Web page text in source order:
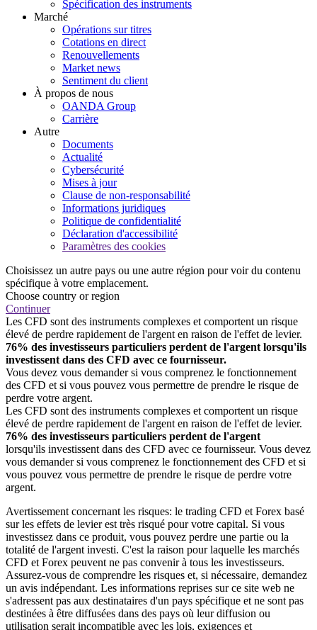
Spécification des instruments
Marché
Opérations sur titres
Cotations en direct
Renouvellements
Market news
Sentiment du client
À propos de nous
OANDA Group
Carrière
Autre
Documents
Actualité
Cybersécurité
Mises à jour
Clause de non-responsabilité
Informations juridiques
Politique de confidentialité
Déclaration d'accessibilité
Paramètres des cookies
Choisissez un autre pays ou une autre région pour voir du contenu
spécifique à votre emplacement.
Choose country or region
Continuer
Les CFD sont des instruments complexes et comportent un risque
élevé de perdre rapidement de l'argent en raison de l'effet de levier.
76% des investisseurs particuliers perdent de l'argent lorsqu'ils
investissent dans des CFD avec ce fournisseur.
Vous devez vous demander si vous comprenez le fonctionnement
des CFD et si vous pouvez vous permettre de prendre le risque de
perdre votre argent.
Les CFD sont des instruments complexes et comportent un risque
élevé de perdre rapidement de l'argent en raison de l'effet de levier.
76% des investisseurs particuliers perdent de l'argent
lorsqu'ils investissent dans des CFD avec ce fournisseur. Vous devez
vous demander si vous comprenez le fonctionnement des CFD et si
vous pouvez vous permettre de prendre le risque de perdre votre
argent.
Avertissement concernant les risques: le trading CFD et Forex basé
sur les effets de levier est très risqué pour votre capital. Si vous
investissez dans ce produit, vous pouvez perdre une partie ou la
totalité de l'argent investi. C'est la raison pour laquelle les marchés
CFD et Forex peuvent ne pas convenir à tous les investisseurs.
Assurez-vous de comprendre les risques et, si nécessaire, demandez
un avis indépendant. Les informations reprises sur ce site web ne
s'adressent pas aux destinataires d'un pays spécifique et ne sont pas
destinées à être diffusées dans des pays où leur diffusion ou
utilisation serait incompatible avec les lois, exigences et